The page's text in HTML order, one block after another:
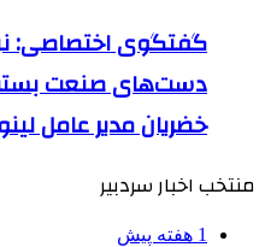
گفتگوی اختصاصی:
دست‌های صنعت
خضریان مدیر عامل
منتخب اخبار سردبیر
1 هفته پیش